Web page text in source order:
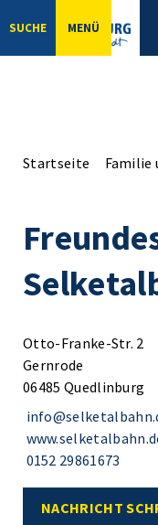
SUCHE MENÜ
Startseite Familie
Otto-Franke-Str. 2
Gernrode
06485 Quedlinburg
0152 29861673
NACHRICHT